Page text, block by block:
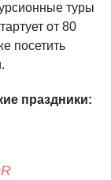
туры
от 80
посетить
праздники: